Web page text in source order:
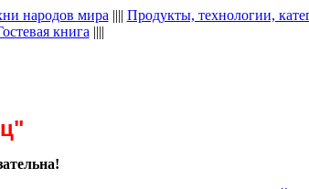
народов мира |||| Продукты, технологии,
книга ||||